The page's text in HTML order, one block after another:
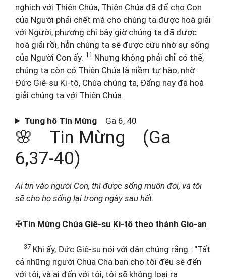
nghịch với Thiên Chúa, Thiên Chúa đã để cho Con
của Người phải chết mà cho chúng ta được hoà giải
với Người, phương chi bây giờ chúng ta đã được
hoà giải rồi, hẳn chúng ta sẽ được cứu nhờ sự sống
của Người Con ấy. 11 Nhưng không phải chỉ có thế,
chúng ta còn có Thiên Chúa là niềm tự hào, nhờ
Đức Giê-su Ki-tô, Chúa chúng ta, Đấng nay đã hoà
giải chúng ta với Thiên Chúa.
Tung hô Tin Mừng Ga 6, 40
🌸 Tin Mừng (Ga
6,37-40)
Ai tin vào người Con, thì được sống muôn đời, và tôi
sẽ cho họ sống lại trong ngày sau hết.
✠Tin Mừng Chúa Giê-su Ki-tô theo thánh Gio-an
37 Khi ấy, Đức Giê-su nói với dân chúng rằng : “Tất
cả những người Chúa Cha ban cho tôi đều sẽ đến
với tôi, và ai đến với tôi, tôi sẽ không loại ra